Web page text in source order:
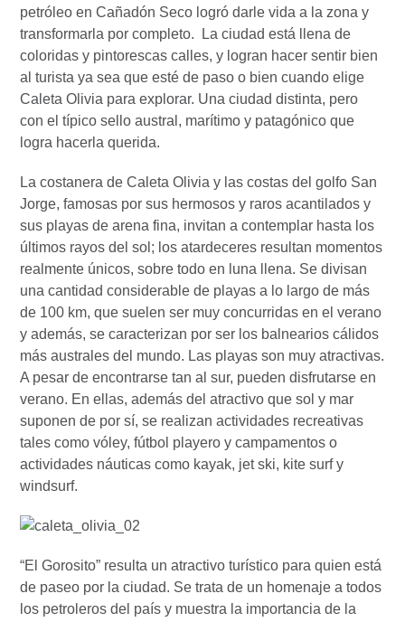
petróleo en Cañadón Seco logró darle vida a la zona y
transformarla por completo. La ciudad está llena de
coloridas y pintorescas calles, y logran hacer sentir bien
al turista ya sea que esté de paso o bien cuando elige
Caleta Olivia para explorar. Una ciudad distinta, pero
con el típico sello austral, marítimo y patagónico que
logra hacerla querida.
La costanera de Caleta Olivia y las costas del golfo San
Jorge, famosas por sus hermosos y raros acantilados y
sus playas de arena fina, invitan a contemplar hasta los
últimos rayos del sol; los atardeceres resultan momentos
realmente únicos, sobre todo en luna llena. Se divisan
una cantidad considerable de playas a lo largo de más
de 100 km, que suelen ser muy concurridas en el verano
y además, se caracterizan por ser los balnearios cálidos
más australes del mundo. Las playas son muy atractivas.
A pesar de encontrarse tan al sur, pueden disfrutarse en
verano. En ellas, además del atractivo que sol y mar
suponen de por sí, se realizan actividades recreativas
tales como vóley, fútbol playero y campamentos o
actividades náuticas como kayak, jet ski, kite surf y
windsurf.
“El Gorosito” resulta un atractivo turístico para quien está
de paseo por la ciudad. Se trata de un homenaje a todos
los petroleros del país y muestra la importancia de la